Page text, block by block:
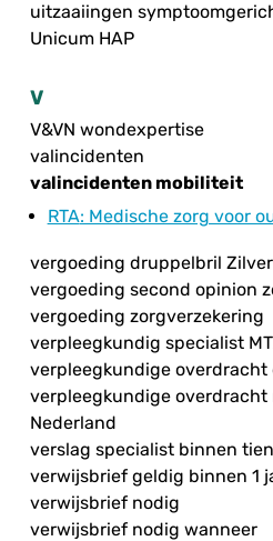
uitzaaiingen
Unicum HAP
V
V&VN wondexpertise
valincidenten
valincidenten mobiliteit
RTA: Medische zorg voor
vergoeding druppelbril
vergoeding second opinion
vergoeding zorgverzekering
verpleegkundig specialist
verpleegkundige overdracht
verpleegkundige overdracht
Nederland
verslag specialist binnen
verwijsbrief geldig binnen 1
verwijsbrief nodig
verwijsbrief nodig wanneer